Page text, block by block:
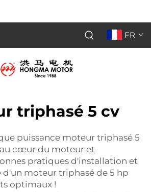
FR
triphasé 5 cv
puissance moteur triphasé 5
cœur du moteur et
pratiques d'installation et
moteur triphasé de 5 hp
optimaux !